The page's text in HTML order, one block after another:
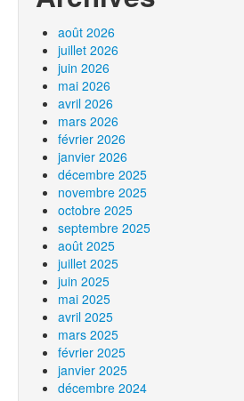
août 2026
juillet 2026
juin 2026
mai 2026
avril 2026
mars 2026
février 2026
janvier 2026
décembre 2025
novembre 2025
octobre 2025
septembre 2025
août 2025
juillet 2025
juin 2025
mai 2025
avril 2025
mars 2025
février 2025
janvier 2025
décembre 2024